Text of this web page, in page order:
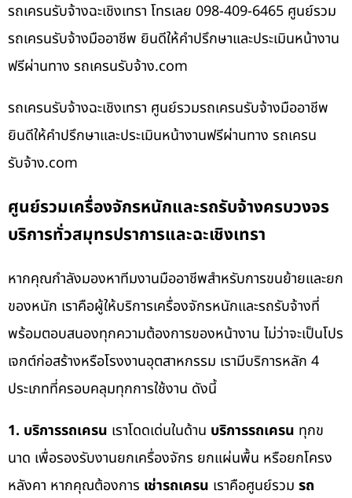
รถเครนรับจ้างฉะเชิงเทรา โทรเลย 098-409-6465 ศูนย์รวม
รถเครนรับจ้างมืออาชีพ ยินดีให้คำปรึกษาและประเมินหน้างาน
ฟรีผ่านทาง รถเครนรับจ้าง.com
รถเครนรับจ้างฉะเชิงเทรา ศูนย์รวมรถเครนรับจ้างมืออาชีพ
ยินดีให้คำปรึกษาและประเมินหน้างานฟรีผ่านทาง รถเครน
รับจ้าง.com
ศูนย์รวมเครื่องจักรหนักและรถรับจ้างครบวงจร
บริการทั่วสมุทรปราการและฉะเชิงเทรา
หากคุณกำลังมองหาทีมงานมืออาชีพสำหรับการขนย้ายและยก
ของหนัก เราคือผู้ให้บริการเครื่องจักรหนักและรถรับจ้างที่
พร้อมตอบสนองทุกความต้องการของหน้างาน ไม่ว่าจะเป็นโปร
เจกต์ก่อสร้างหรือโรงงานอุตสาหกรรม เรามีบริการหลัก 4
ประเภทที่ครอบคลุมทุกการใช้งาน ดังนี้
1. บริการรถเครน เราโดดเด่นในด้าน บริการรถเครน ทุกข
นาด เพื่อรองรับงานยกเครื่องจักร ยกแผ่นพื้น หรือยกโครง
หลังคา หากคุณต้องการ เช่ารถเครน เราคือศูนย์รวม รถ